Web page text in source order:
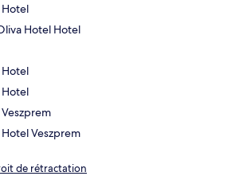
Hotel Hotel
Veszprem
de rétractation